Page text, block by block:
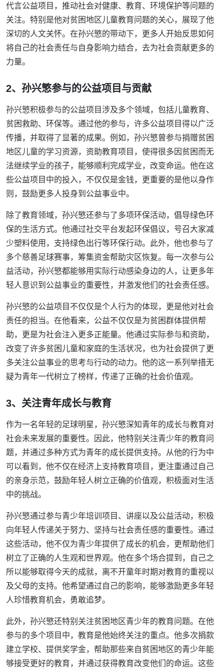
代言公益项目，推动社会对健康、教育、环境保护等问题的
关注。特别是他对贫困地区儿童教育问题的关心，展现了他
深切的人文关怀。在孙兴慜的带动下，更多人开始反思如何
将自己的社会责任与自身影响力结合，去为社会贡献更多的
力量。
2、孙兴慜参与的公益项目与贡献
孙兴慜积极参与的公益项目涉及多个领域，包括儿童教育、
贫困救助、环保等。通过他的参与，许多公益项目得以广泛
传播，并取得了显著的成果。例如，孙兴慜曾参与捐赠贫困
地区儿童的学习资源，资助教育项目，使得很多因贫困而无
法继续学业的孩子，能够顺利完成学业，改变命运。他在这
些公益项目中的投入，不仅仅是金钱，更重要的是他以身作
则，鼓励更多人投身到公益事业中。
除了教育领域，孙兴慜还参与了多项环保活动，倡导绿色环
保的生活方式。他通过社交平台发起环保倡议，号召大家减
少塑料使用，支持绿色出行等环保行动。此外，他也参与了
多个慈善足球赛事，筹集资金帮助灾区恢复。每一次参与公
益活动，孙兴慜都能够用实际行动感染身边的人，让更多年
轻人意识到公益事业的重要性，并激发他们的社会责任感。
孙兴慜的公益项目不仅仅是个人行为的体现，更是他对社会
责任的担当。在他看来，公益不仅仅是为贫困群体提供帮
助，更是为社会注入更多正能量。他通过实际参与和资助，
改变了许多贫困儿童和家庭的生活状况，也为社会提供了更
多关注公益事业的思考与行动的动力。他的这一系列举措无
疑为青年一代树立了榜样，传递了正确的社会价值观。
3、关注青年成长与教育
作为一名年轻的足球明星，孙兴慜深知青年的成长与教育对
社会未来发展的重要性。因此，他特别关注青少年的教育问
题，并通过多种方式为青年的成长提供支持。从他的行为中
可以看到，他不仅在经济上支持教育项目，更注重通过自己
的亲身示范，鼓励年轻人树立正确的价值观，积极面对生活
中的挑战。
孙兴慜通过参与青少年培训项目、讲座以及公益活动，积极
向年轻人传递关于努力、坚持与社会责任感的重要性。通过
这些活动，他不仅为青少年提供了成长的机会，更帮助他们
树立了正确的人生观和世界观。他在多个场合提到，自己之
所以能够取得今天的成就，离不开童年时期对教育的重视以
及父母的支持。他希望通过自己的影响，能够激励更多年轻
人珍惜教育机会，勇敢追梦。
此外，孙兴慜还特别关注贫困地区青少年的教育问题。在他
参与的多个项目中，教育是他始终关注的重点。他多次捐款
建立学校、提供奖学金，帮助那些来自贫困地区的青少年能
够接受更好的教育，并通过获得教育改变他们的命运。这些